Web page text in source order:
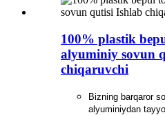
100% plastik
alyuminiy sovun
chiqaruvchi
Bizning barqaror
alyuminiydan